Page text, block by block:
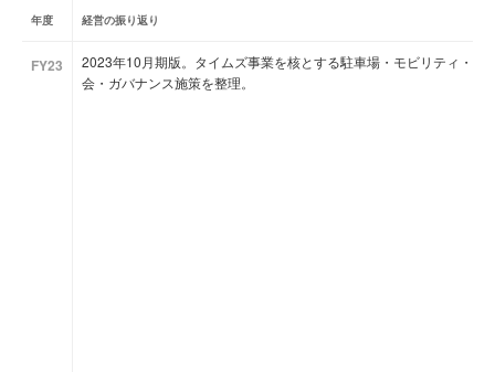
年度 経営の振り返り
FY23
2023年10月期版。タイムズ事業を核とする駐車場・モビリティ・国
会・ガバナンス施策を整理。